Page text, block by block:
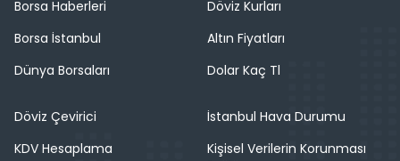
Borsa Haberleri
Borsa İstanbul
Dünya Borsaları
Döviz Kurları
Altın Fiyatları
Dolar Kaç Tl
Döviz Çevirici
KDV Hesaplama
İstanbul Hava Durumu
Kişisel Verilerin Korunması